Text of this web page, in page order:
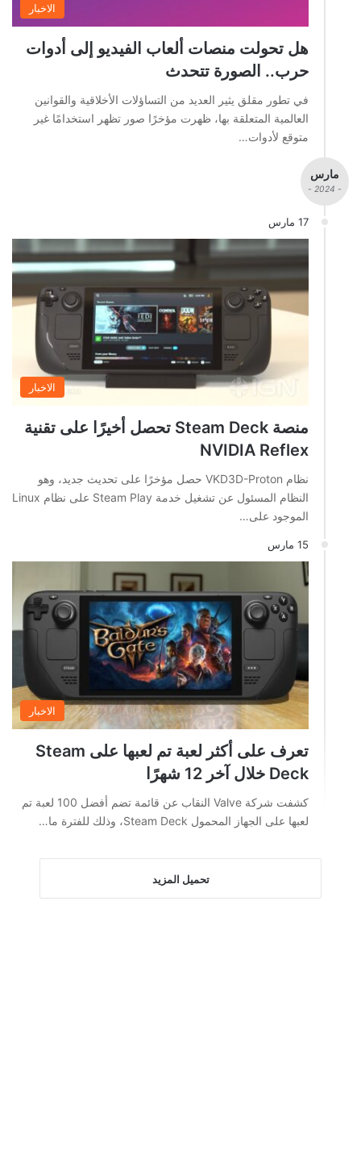
الاخبار
هل تحولت منصات ألعاب الفيديو إلى أدوات
حرب.. الصورة تتحدث
في تطور مقلق يثير العديد من التساؤلات الأخلاقية والقوانين
العالمية المتعلقة بها، ظهرت مؤخرًا صور تظهر استخدامًا غير
متوقع لأدوات…
مارس
- 2024 -
17 مارس
الاخبار
منصة Steam Deck تحصل أخيرًا على تقنية
NVIDIA Reflex
نظام VKD3D-Proton حصل مؤخرًا على تحديث جديد، وهو
النظام المسئول عن تشغيل خدمة Steam Play على نظام Linux
الموجود على…
15 مارس
الاخبار
تعرف على أكثر لعبة تم لعبها على Steam
Deck خلال آخر 12 شهرًا
كشفت شركة Valve النقاب عن قائمة تضم أفضل 100 لعبة تم
لعبها على الجهاز المحمول Steam Deck، وذلك للفترة ما…
تحميل المزيد